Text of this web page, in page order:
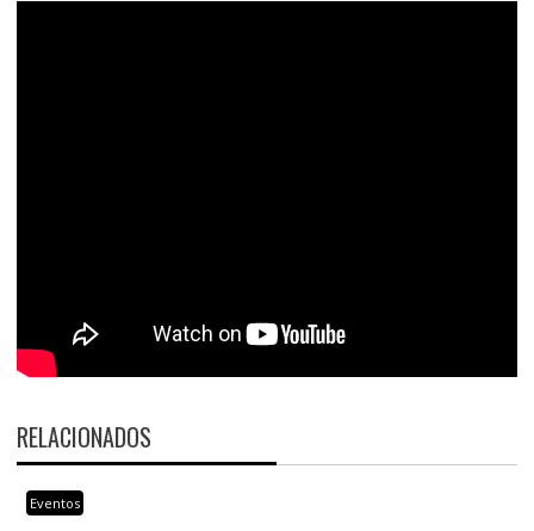
RELACIONADOS
Eventos